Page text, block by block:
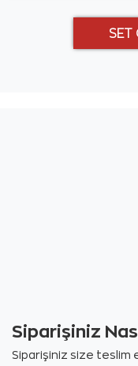
Siparişiniz
Siparişiniz size teslim